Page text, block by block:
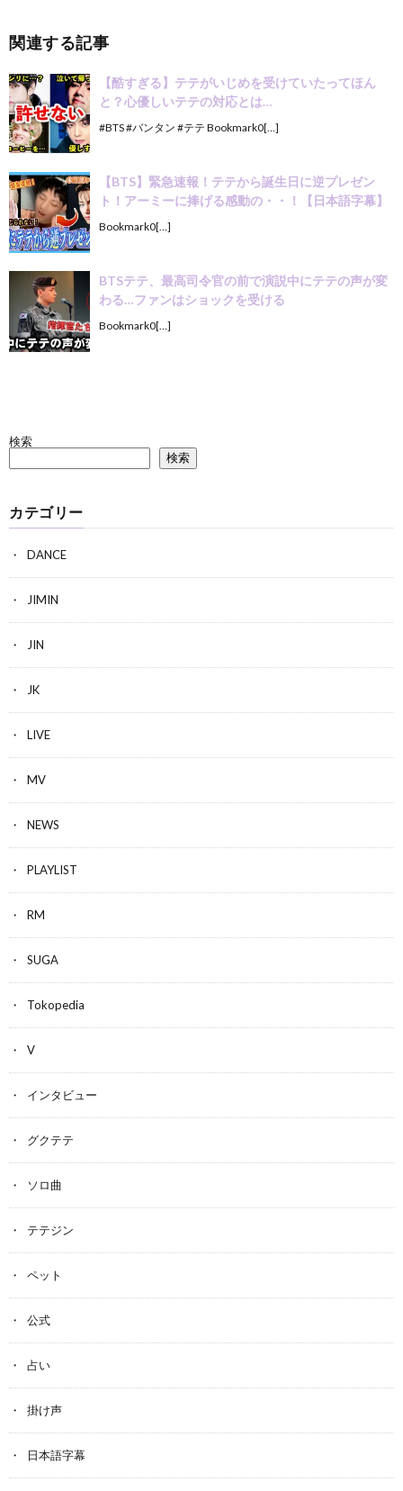
関連する記事
【酷すぎる】テテがいじめを受けていたってほん
と？心優しいテテの対応とは…
#BTS #バンタン #テテ Bookmark0[…]
【BTS】緊急速報！テテから誕生日に逆プレゼン
ト！アーミーに捧げる感動の・・！【日本語字幕】
Bookmark0[…]
BTSテテ、最高司令官の前で演説中にテテの声が変
わる…ファンはショックを受ける
Bookmark0[…]
検索
検索
カテゴリー
DANCE
JIMIN
JIN
JK
LIVE
MV
NEWS
PLAYLIST
RM
SUGA
Tokopedia
V
インタビュー
グクテテ
ソロ曲
テテジン
ペット
公式
占い
掛け声
日本語字幕